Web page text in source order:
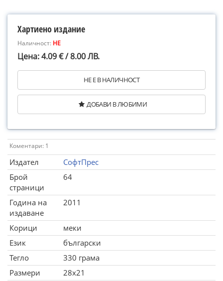
Хартиено издание
Наличност: НЕ
Цена: 4.09 € / 8.00 ЛВ.
НЕ Е В НАЛИЧНОСТ
ДОБАВИ В ЛЮБИМИ
Коментари: 1
Издател
СофтПрес
Брой
страници
64
Година на
издаване
2011
Корици
меки
Език
български
Тегло
330 грама
Размери
28x21